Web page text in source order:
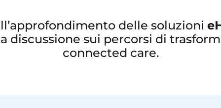
delle soluzioni
discussione sui percorsi di
connected care.